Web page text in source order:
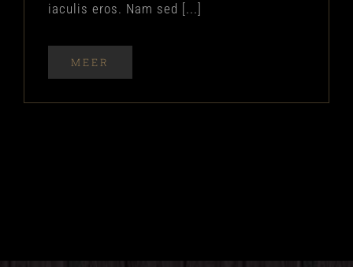
iaculis eros. Nam sed [...]
MEER